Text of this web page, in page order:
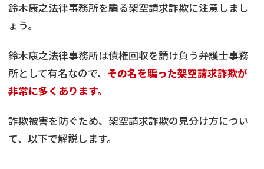
鈴木康之法律事務所を騙る架空請求詐欺に注意しまし
ょう。
鈴木康之法律事務所は債権回収を請け負う弁護士事務
所として有名なので、 その名を騙った架空請求詐欺が
非常に多くあります。
詐欺被害を防ぐため、架空請求詐欺の見分け方につい
て、以下で解説します。